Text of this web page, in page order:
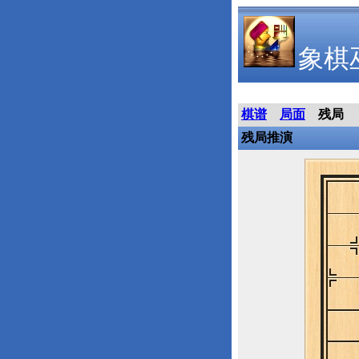
象棋
棋谱 局面
残局
残局推演